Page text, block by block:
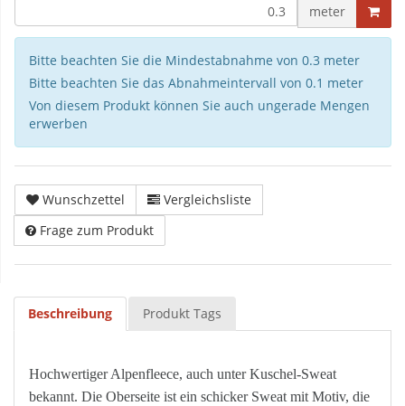
meter
Bitte beachten Sie die Mindestabnahme von 0.3 meter
Bitte beachten Sie das Abnahmeintervall von 0.1 meter
Von diesem Produkt können Sie auch ungerade Mengen
erwerben
Wunschzettel
Vergleichsliste
Frage zum Produkt
Beschreibung Produkt Tags
Hochwertiger Alpenfleece, auch unter Kuschel-Sweat
bekannt. Die Oberseite ist ein schicker Sweat mit Motiv, die